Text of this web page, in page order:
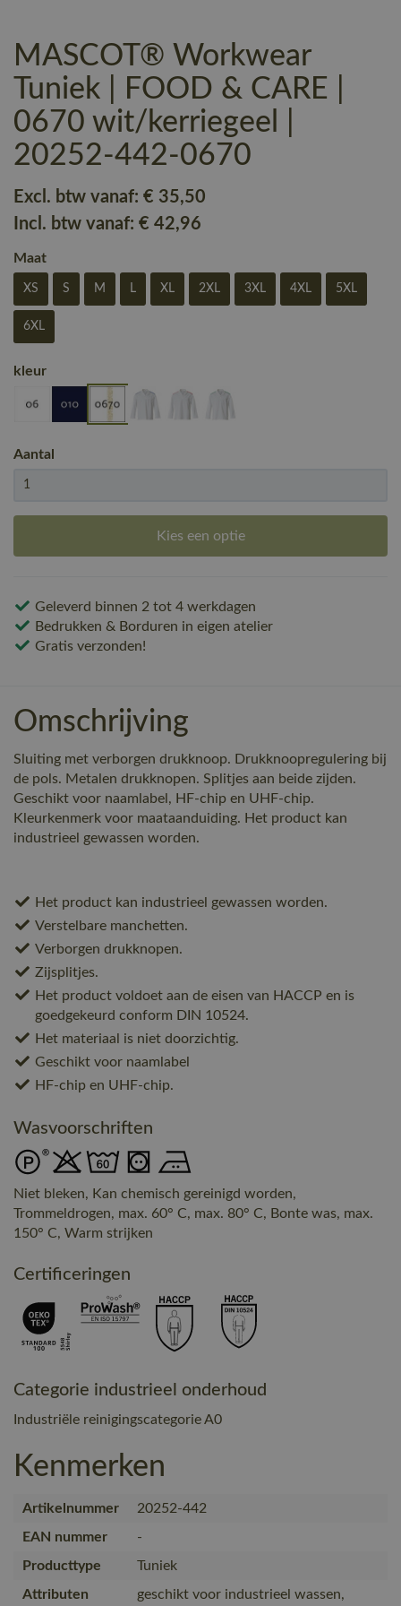
MASCOT® Workwear
Tuniek | FOOD & CARE |
0670 wit/kerriegeel |
20252-442-0670
Excl. btw vanaf: € 35,50
Incl. btw vanaf: € 42,96
Maat
XS S M L XL 2XL 3XL 4XL 5XL
6XL
kleur
Aantal
Kies een optie
Geleverd binnen 2 tot 4 werkdagen
Bedrukken & Borduren in eigen atelier
Gratis verzonden!
Omschrijving
Sluiting met verborgen drukknoop. Drukknoopregulering bij
de pols. Metalen drukknopen. Splitjes aan beide zijden.
Geschikt voor naamlabel, HF-chip en UHF-chip.
Kleurkenmerk voor maataanduiding. Het product kan
industrieel gewassen worden.
Het product kan industrieel gewassen worden.
Verstelbare manchetten.
Verborgen drukknopen.
Zijsplitjes.
Het product voldoet aan de eisen van HACCP en is
goedgekeurd conform DIN 10524.
Het materiaal is niet doorzichtig.
Geschikt voor naamlabel
HF-chip en UHF-chip.
Wasvoorschriften
Niet bleken, Kan chemisch gereinigd worden,
Trommeldrogen, max. 60° C, max. 80° C, Bonte was, max.
150° C, Warm strijken
Certificeringen
Categorie industrieel onderhoud
Industriële reinigingscategorie A0
Kenmerken
Artikelnummer
20252-442
EAN nummer
-
Producttype
Tuniek
Attributen
geschikt voor industrieel wassen,